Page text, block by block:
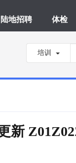
陆地招聘 体检
培训
新